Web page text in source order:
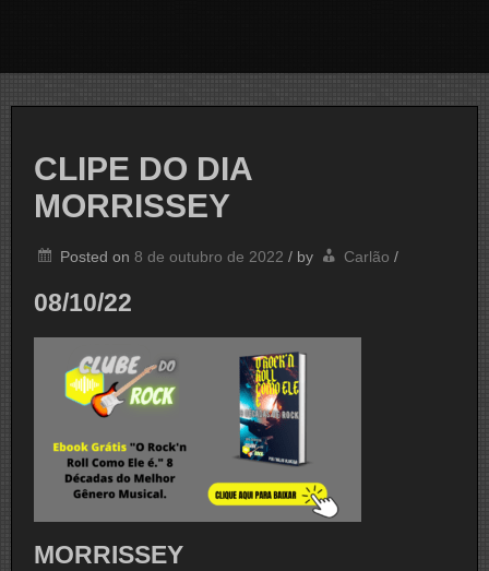
CLIPE DO DIA
MORRISSEY
Posted on 8 de outubro de 2022 / by Carlão /
08/10/22
MORRISSEY